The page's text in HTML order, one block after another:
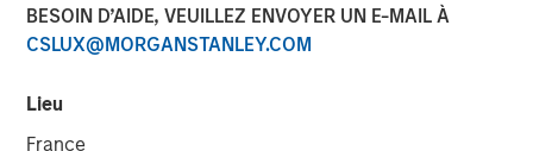
BESOIN D’AIDE, VEUILLEZ ENVOYER UN E-MAIL À
CSLUX@MORGANSTANLEY.COM
Lieu
France
26 DÉCEMBRE 2025